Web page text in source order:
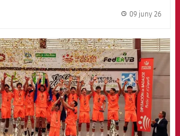
09 juny 26
FCB Barcelona badge